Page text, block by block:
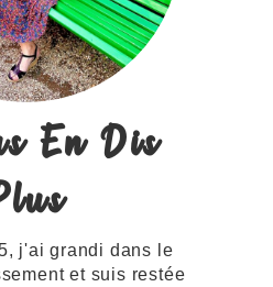
En Dis
j'ai grandi dans le
et suis restée